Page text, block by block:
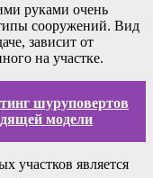
руками очень
сооружений. Вид
зависит от
на участке.
шуруповертов
модели
участков является